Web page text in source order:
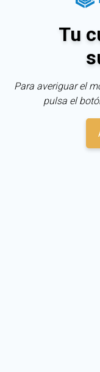
Tu
Para averiguar el
pulsa el